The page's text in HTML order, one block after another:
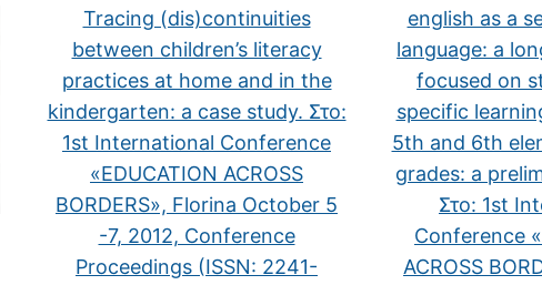
Tracing (dis)continuities
between children’s literacy
practices at home and in the
kindergarten: a case study. Στο:
1st International Conference
«EDUCATION ACROSS
BORDERS», Florina October 5
-7, 2012, Conference
Proceedings (ISSN: 2241-
english as a
language: a
focused on
specific
5th and 6th
grades: a
Στο: 1st
Conference
ACROSS